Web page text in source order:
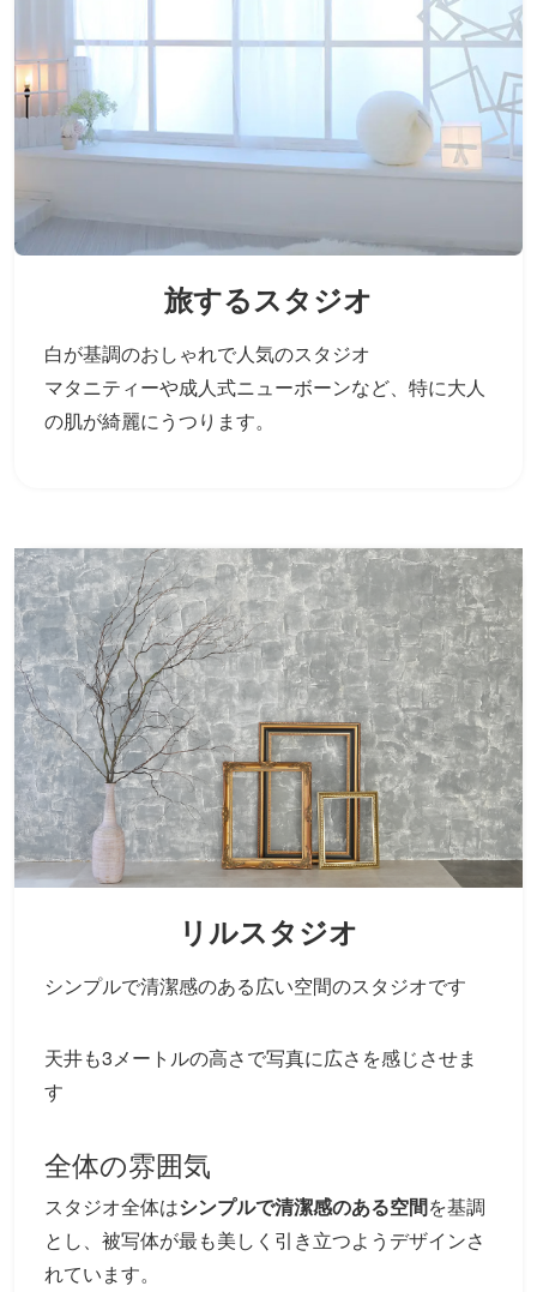
旅するスタジオ
白が基調のおしゃれで人気のスタジオ
マタニティーや成人式ニューボーンなど、 特に大人
の肌が綺麗にうつります。
リルスタジオ
シンプルで清潔感のある広い空間のスタジオです
天井も3メートルの高さで写真に広さを感じさせま
す
全体の雰囲気
スタジオ全体はシンプルで清潔感のある空間を基調
とし、被写体が最も美しく引き立つようデザインさ
れています。